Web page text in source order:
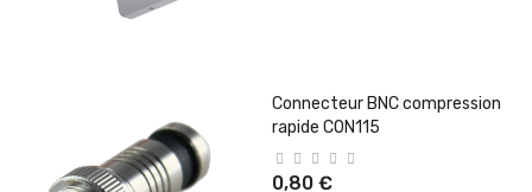
Connecteur BNC compression
rapide CON115
0,80 €